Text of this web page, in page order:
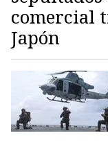
comercial
Japón